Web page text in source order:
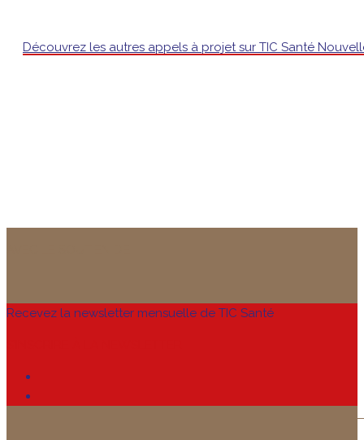
Découvrez les autres appels à projet sur TIC Santé
Recevez la newsletter mensuelle de TIC Santé